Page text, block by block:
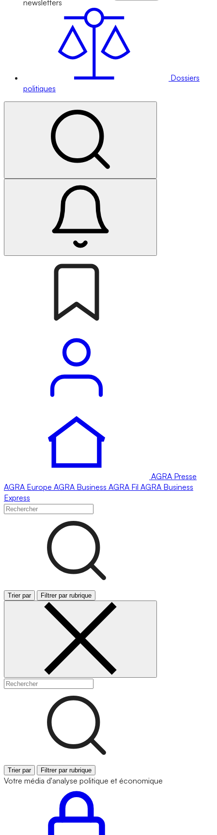
newsletters
Dossiers
politiques
AGRA Presse
AGRA Europe AGRA Business AGRA Fil AGRA Business
Express
Trier par Filtrer par rubrique
Trier par Filtrer par rubrique
Votre média d'analyse politique et économique